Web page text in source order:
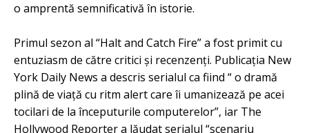
o amprentă semnificativă în istorie.
Primul sezon al “Halt and Catch Fire” a fost primit cu
entuziasm de către critici şi recenzenţi. Publicaţia New
York Daily News a descris serialul ca fiind “ o dramă
plină de viaţă cu ritm alert care îi umanizează pe acei
tocilari de la începuturile computerelor”, iar The
Hollywood Reporter a lăudat serialul “scenariu